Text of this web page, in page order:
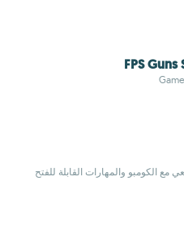
FPS
مع الكومبو والمهارات القابلة للفتح